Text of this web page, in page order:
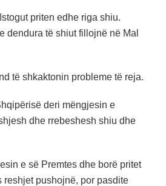
priten edhe riga shiu.
dendura të shiut fillojnë në Mal
të shkaktonin probleme të reja.
deri mëngjesin e
dhe rrebeshesh shiu dhe
e së Premtes dhe borë pritet
reshjet pushojnë, por pasdite